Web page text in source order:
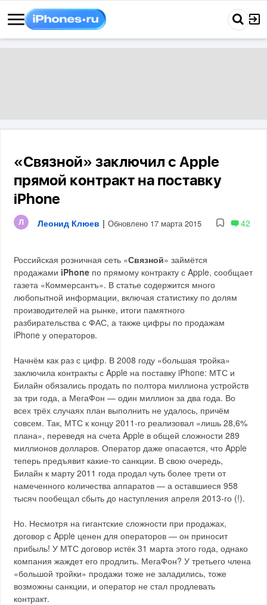
«Связной» заключил с Apple
прямой контракт на поставку
iPhone
Леонид Клюев | Обновлено 17 марта 2015 42
Российская розничная сеть «Связной» займётся
продажами iPhone по прямому контракту с Apple, сообщает
газета «Коммерсантъ». В статье содержится много
любопытной информации, включая статистику по долям
производителей на рынке, итоги памятного
разбирательства с ФАС, а также цифры по продажам
iPhone у операторов.
Начнём как раз с цифр. В 2008 году «большая тройка»
заключила контракты с Apple на поставку iPhone: МТС и
Билайн обязались продать по полтора миллиона устройств
за три года, а МегаФон — один миллион за два года. Во
всех трёх случаях план выполнить не удалось, причём
совсем. Так, МТС к концу 2011-го реализовал «лишь 28,6%
плана», переведя на счета Apple в общей сложности 289
миллионов долларов. Оператор даже опасается, что Apple
теперь предъявит какие-то санкции. В свою очередь,
Билайн к марту 2011 года продал чуть более трети от
намеченного количества аппаратов — а оставшиеся 958
тысяч пообещал сбыть до наступления апреля 2013-го (!).
Но. Несмотря на гигантские сложности при продажах,
договор с Apple ценен для операторов — он приносит
прибыль! У МТС договор истёк 31 марта этого года, однако
компания жаждет его продлить. МегаФон? У третьего члена
«большой тройки» продажи тоже не заладились, тоже
возможны санкции, и оператор не стал продлевать
контракт.